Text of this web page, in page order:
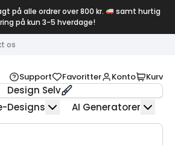
på alle ordrer over 800 kr.
samt hurtig
på kun 3-5 hverdage!
os
Support Favoritter Konto Kurv
Design Selv
Designs AI Generatorer